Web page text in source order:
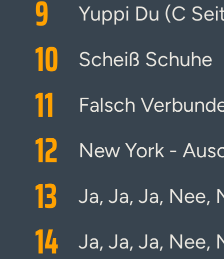
9 Yuppi Du (C
10 Scheiß Schuhe
11 Falsch
12 New York -
13 Ja, Ja, Ja, Nee,
14 Ja, Ja, Ja, Nee,